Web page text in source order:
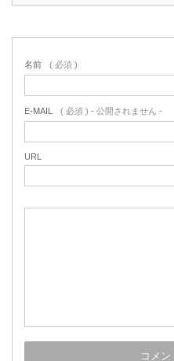
名前 ( 必須 )
E-MAIL ( 必須 ) - 公開されません -
URL